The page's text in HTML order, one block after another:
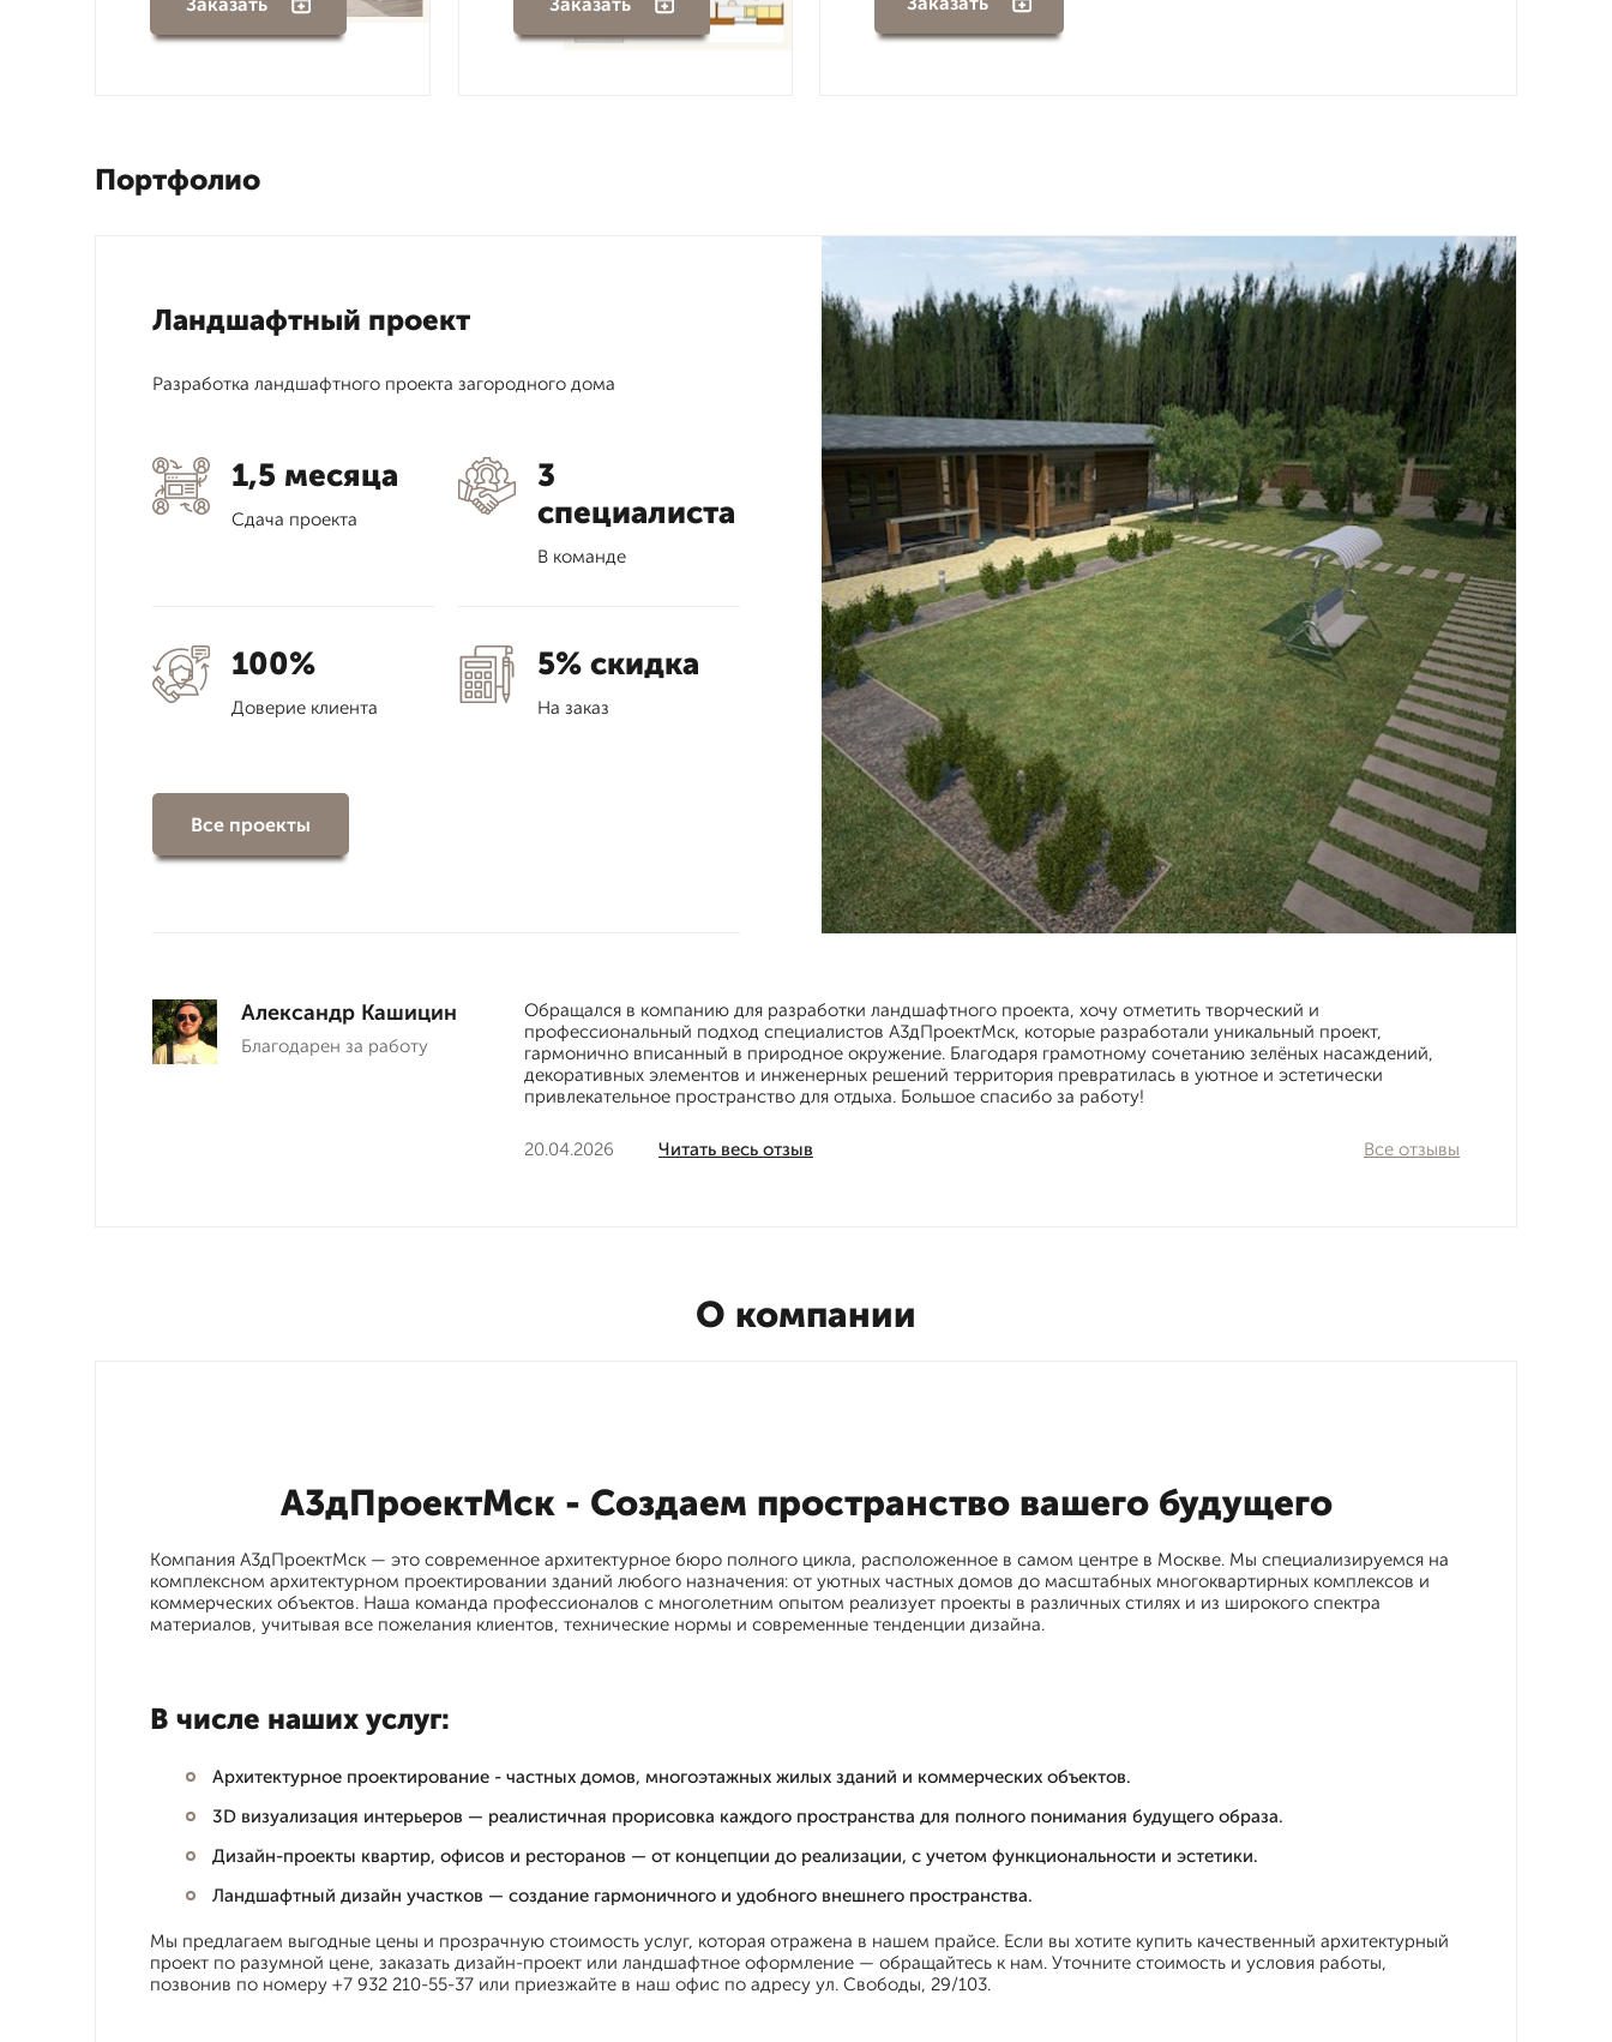
Портфолио
Ландшафтный проект
Разработка ландшафтного проекта загородного дома
1,5 месяца
Сдача проекта
3
специалиста
В команде
100%
Доверие клиента
5% скидка
На заказ
Все проекты
Александр Кашицин
Благодарен за работу
20.04.2026 Читать весь отзыв Все отзывы
Обращался в компанию для разработки ландшафтного проекта, хочу отметить творческий и
профессиональный подход специалистов А3дПроектМск, которые разработали уникальный проект,
гармонично вписанный в природное окружение. Благодаря грамотному сочетанию зелёных насаждений,
декоративных элементов и инженерных решений территория превратилась в уютное и эстетически
привлекательное пространство для отдыха. Большое спасибо за работу!
О компании
А3дПроектМск - Создаем пространство вашего будущего
Компания А3дПроектМск — это современное архитектурное бюро полного цикла, расположенное в самом центре в Москве. Мы специализируемся на
комплексном архитектурном проектировании зданий любого назначения: от уютных частных домов до масштабных многоквартирных комплексов и
коммерческих объектов. Наша команда профессионалов с многолетним опытом реализует проекты в различных стилях и из широкого спектра
материалов, учитывая все пожелания клиентов, технические нормы и современные тенденции дизайна.
В числе наших услуг:
Архитектурное проектирование - частных домов, многоэтажных жилых зданий и коммерческих объектов.
3D визуализация интерьеров — реалистичная прорисовка каждого пространства для полного понимания будущего образа.
Дизайн-проекты квартир, офисов и ресторанов — от концепции до реализации, с учетом функциональности и эстетики.
Ландшафтный дизайн участков — создание гармоничного и удобного внешнего пространства.
Мы предлагаем выгодные цены и прозрачную стоимость услуг, которая отражена в нашем прайсе. Если вы хотите купить качественный архитектурный
проект по разумной цене, заказать дизайн-проект или ландшафтное оформление — обращайтесь к нам. Уточните стоимость и условия работы,
позвонив по номеру +7 932 210-55-37 или приезжайте в наш офис по адресу ул. Свободы, 29/103.